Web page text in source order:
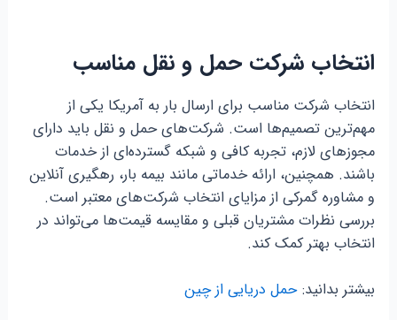
انتخاب شرکت حمل و نقل مناسب
انتخاب شرکت مناسب برای ارسال بار به آمریکا یکی از
مهم‌ترین تصمیم‌ها است. شرکت‌های حمل و نقل باید دارای
مجوزهای لازم، تجربه کافی و شبکه گسترده‌ای از خدمات
باشند. همچنین، ارائه خدماتی مانند بیمه بار، رهگیری آنلاین
و مشاوره گمرکی از مزایای انتخاب شرکت‌های معتبر است.
بررسی نظرات مشتریان قبلی و مقایسه قیمت‌ها می‌تواند در
انتخاب بهتر کمک کند.
بیشتر بدانید:حمل دریایی از چین